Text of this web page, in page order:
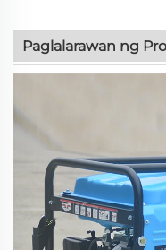
Paglalarawan ng